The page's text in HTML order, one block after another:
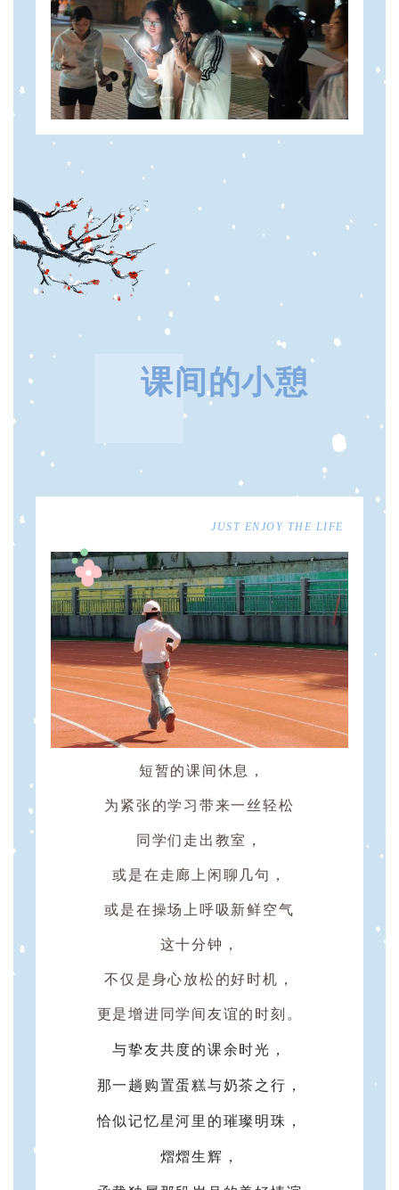
课间的小憩
JUST ENJOY THE LIFE
短暂的课间休息，
为紧张的学习带来一丝轻松
同学们走出教室，
或是在走廊上闲聊几句，
或是在操场上呼吸新鲜空气
这十分钟，
不仅是身心放松的好时机，
更是增进同学间友谊的时刻。
与挚友共度的课余时光，
那一趟购置蛋糕与奶茶之行，
恰似记忆星河里的璀璨明珠，
熠熠生辉，